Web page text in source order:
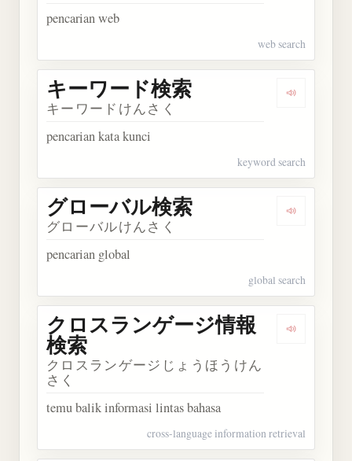
pencarian web
web search
Dengarkan
キーワード検索
キーワードけんさく
pencarian kata kunci
keyword search
Dengarkan
グローバル検索
グローバルけんさく
pencarian global
global search
クロスランゲージ情報
検索
クロスランゲージじょうほうけん
さく
temu balik informasi lintas bahasa
cross-language information retrieval